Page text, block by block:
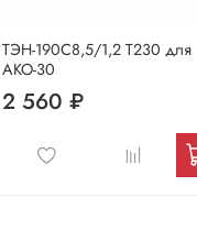
ТЭН-190С8,5/1,2 Т230 для
АКО-30
2 560 ₽